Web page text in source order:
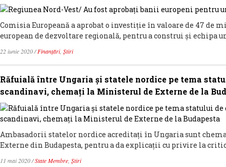
Comisia Europeană a aprobat o investiție în valoare de 47 de
european de dezvoltare regională, pentru a construi și echipa
22 iunie 2020/Finanțări, Știri
Răfuială între Ungaria și statele nordice pe tema
scandinavi, chemați la Ministerul de Externe de la
Ambasadorii statelor nordice acreditați în Ungaria sunt
Externe din Budapesta, pentru a da explicații cu privire la
11 mai 2020/State Membre Știri